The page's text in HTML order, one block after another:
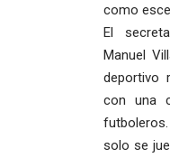
como
El
Manuel
deportivo
con una
solo se